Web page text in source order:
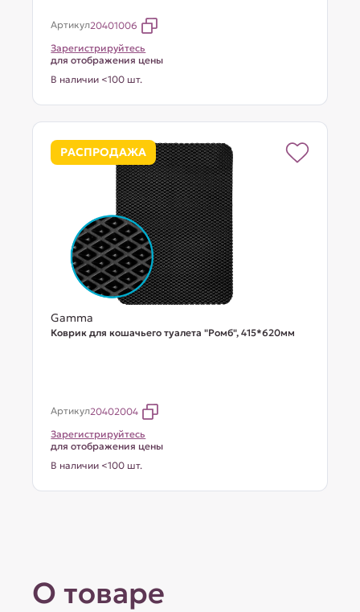
Артикул20401006
Зарегистрируйтесь
для отображения цены
В наличии <100 шт.
РАСПРОДАЖА
Gamma
Коврик для кошачьего туалета "Ромб", 415*620мм
Артикул20402004
Зарегистрируйтесь
для отображения цены
В наличии <100 шт.
О товаре